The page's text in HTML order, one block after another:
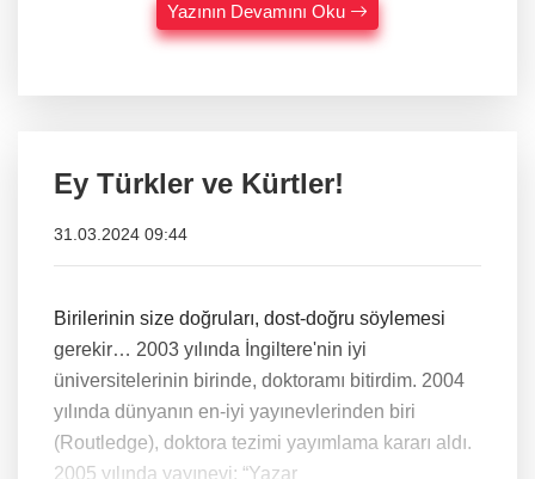
Yazının Devamını Oku
Ey Türkler ve Kürtler!
31.03.2024 09:44
Birilerinin size doğruları, dost-doğru söylemesi
gerekir… 2003 yılında İngiltere'nin iyi
üniversitelerinin birinde, doktoramı bitirdim. 2004
yılında dünyanın en-iyi yayınevlerinden biri
(Routledge), doktora tezimi yayımlama kararı aldı.
2005 yılında yayınevi: “Yazar